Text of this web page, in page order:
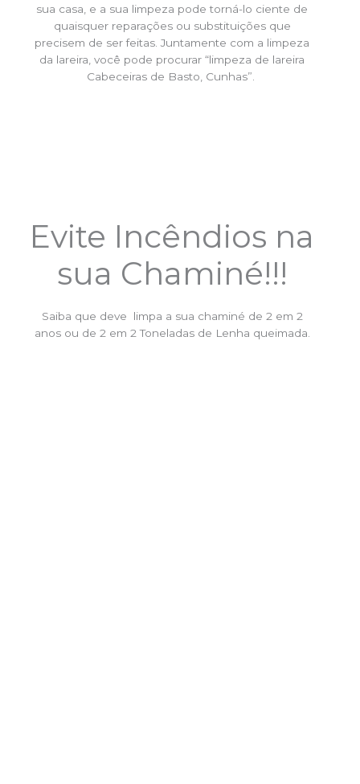
sua casa, e a sua limpeza pode torná-lo ciente de
quaisquer reparações ou substituições que
precisem de ser feitas. Juntamente com a limpeza
da lareira, você pode procurar “limpeza de lareira
Cabeceiras de Basto, Cunhas”.
Evite Incêndios na
sua Chaminé!!!
Saiba que deve limpa a sua chaminé de 2 em 2
anos ou de 2 em 2 Toneladas de Lenha queimada.